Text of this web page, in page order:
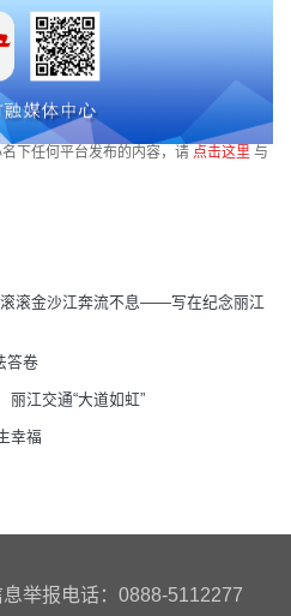
下任何平台发布的内容，请 点击这里 与
滚金沙江奔流不息——写在纪念丽江
答卷
丽江交通“大道如虹”
幸福
举报电话：0888-5112277